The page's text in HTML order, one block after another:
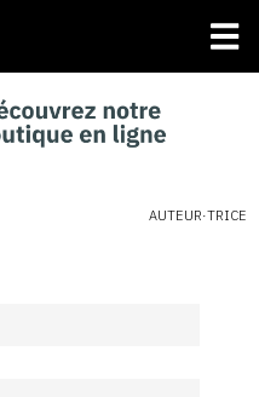
AUTEUR·TRICE